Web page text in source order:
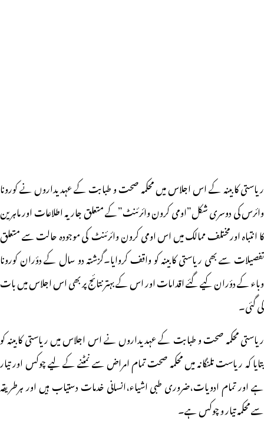
ریاستی کابینہ کے اس اجلاس میں محکمہ صحت و طبابت کے عہدیداروں نے کورونا
وائرس کی دوسری شکل”اومی کرون وائرئنٹ”کے متعلق جاریہ اطلاعات اور ماہرین
کا انتباہ اورمختلف ممالک میں اس اومی کرون وائرئنٹ کی موجودہ حالت سے متعلق
تفصیلات سے بھی ریاستی کابینہ کو واقف کروایا۔گزشتہ دو سال کے دؤران کورونا
وباء کے دؤران کیے گئے اقدامات اور اس کے بہتر نتائج پر بھی اس اجلاس میں بات
کی گئی۔
ریاستی محکمہ صحت و طبابت کے عہدیداروں نے اس اجلاس میں ریاستی کابینہ کو
بتایا کہ ریاست تلنگانہ میں محکمہ صحت تمام امراض سے نمٹنے کے لیے چوکس اور تیار
ہے اور تمام ادویات،ضروری طبی اشیاء،انسانی خدمات دستیاب ہیں اور ہرطریقہ
سے محکمہ تیار و چوکس ہے۔